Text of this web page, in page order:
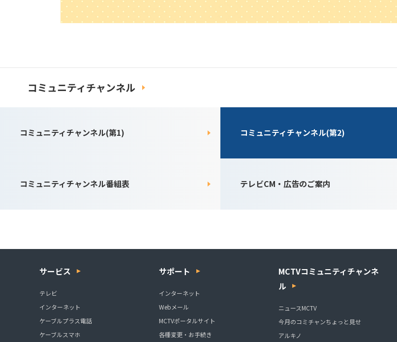
コミュニティチャンネル
コミュニティチャンネル(第1) コミュニティチャンネル(第2)
コミュニティチャンネル番組表 テレビCM・広告のご案内
サービス
テレビ
インターネット
ケーブルプラス電話
ケーブルスマホ
サポート
インターネット
Webメール
MCTVポータルサイト
各種変更・お手続き
MCTVコミュニティチャンネ
ル
ニュースMCTV
今月のコミチャンちょっと見せ
アルキノ